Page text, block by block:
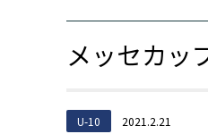
メッセカッ
U-10 2021.2.21